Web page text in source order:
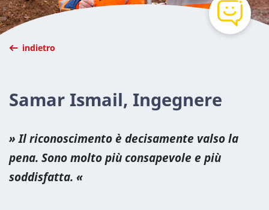
indietro
Samar Ismail, Ingegnere
Il riconoscimento è decisamente valso la
pena. Sono molto più consapevole e più
soddisfatta.